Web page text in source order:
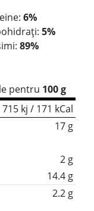
6%
5%
89%
pentru 100 g
715 kj / 171 kCal
17 g
2 g
14.4 g
2.2 g